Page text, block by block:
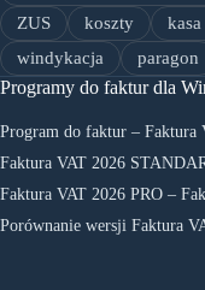
ZUS
koszty
windykacja
paragon
Programy do faktur dla
Program do faktur – Faktura
Faktura VAT 2026
Faktura VAT 2026 PRO –
Porównanie wersji Faktura